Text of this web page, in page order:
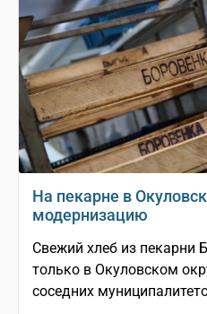
На пекарне в
модернизацию
Свежий хлеб из пекарни
только в Окуловском
соседних